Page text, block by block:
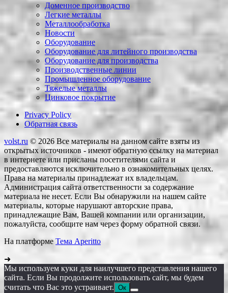
Доменное производство
Легкие металлы
Металлообработка
Новости
Оборудование
Оборудование для литейного производства
Оборудование для производства
Производственные линии
Промышленное оборудование
Тяжелые металлы
Цинковое покрытие
Privacy Policy
Обратная связь
volst.ru © 2026 Все материалы на данном сайте взяты из
открытых источников - имеют обратную ссылку на материал
в интернете или присланы посетителями сайта и
предоставляются исключительно в ознакомительных целях.
Права на материалы принадлежат их владельцам.
Администрация сайта ответственности за содержание
материала не несет. Если Вы обнаружили на нашем сайте
материалы, которые нарушают авторские права,
принадлежащие Вам, Вашей компании или организации,
пожалуйста, сообщите нам через форму обратной связи.
На платформе Тема Aperitto
➜
Мы используем куки для наилучшего представления нашего
сайта. Если Вы продолжите использовать сайт, мы будем
считать что Вас это устраивает. Ок